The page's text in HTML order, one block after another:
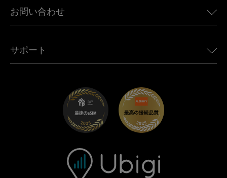
アフリカ向けeSIM
すべての目的地を見る
Jeep向けUbigi
Mini向けUbigi
Maserati向けUbigi
Ubigi関連プレス
Ubigiアプリ
お問い合わせ
アフェリエイトプログラム
サポート
トラブルシューティング
ヘルプセンター
お問い合わせ先